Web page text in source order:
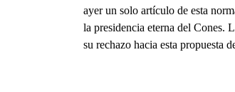
ayer un solo artículo de esta
la presidencia eterna del Cones.
su rechazo hacia esta propuesta